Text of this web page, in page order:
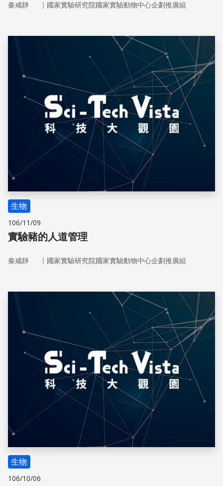
來習得。
秦咸靜 ｜ 國家實驗研究院國家實驗動物中心企劃推廣組
儲存
生物
106/11/09
實驗豬的人道管理
秦咸靜 ｜ 國家實驗研究院國家實驗動物中心企劃推廣組
儲存
生物
106/10/06